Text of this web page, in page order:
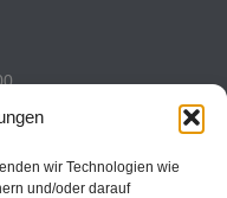
wir Technologien wie
und/oder darauf